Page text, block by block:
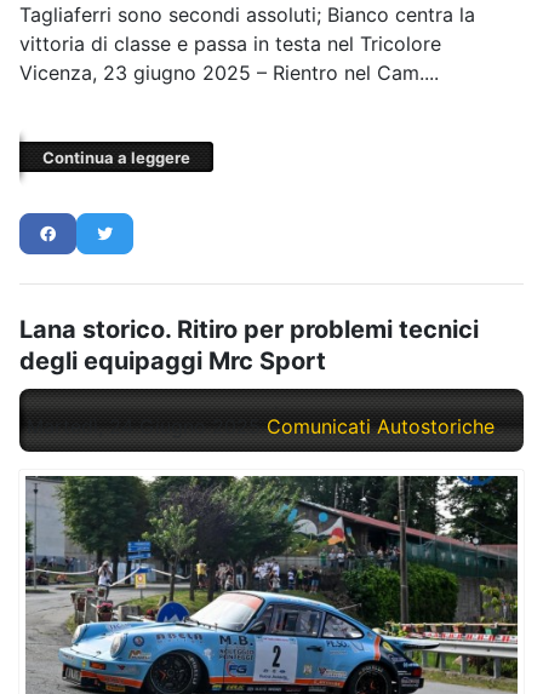
Tagliaferri sono secondi assoluti; Bianco centra la
vittoria di classe e passa in testa nel Tricolore
Vicenza, 23 giugno 2025 – Rientro nel Cam....
Continua a leggere
Lana storico. Ritiro per problemi tecnici
degli equipaggi Mrc Sport
Martedì, 24 Giugno 2025 Comunicati Autostoriche